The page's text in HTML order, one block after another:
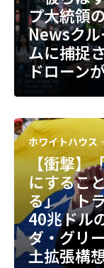
COVID-
ィアが今
ーム・モ
煽り)」を
プ大統領
Newsク
ムに捕捉
ドローン
の元首席
認める
「民主党
た
ホワイトハウス
【衝撃】
にするこ
る」 トラ
40兆ドル
ダ・グリ
土拡張構